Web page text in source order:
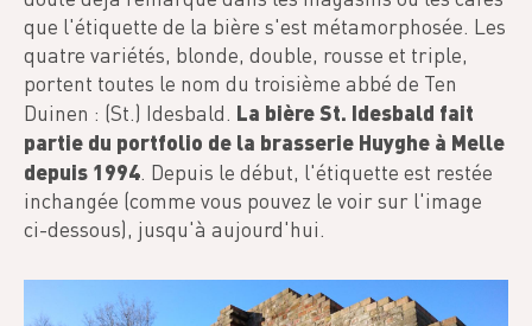
que l'étiquette de la bière s'est métamorphosée. Les
quatre variétés, blonde, double, rousse et triple,
portent toutes le nom du troisième abbé de Ten
Duinen : (St.) Idesbald. La bière St. Idesbald fait
partie du portfolio de la brasserie Huyghe à Melle
depuis 1994. Depuis le début, l'étiquette est restée
inchangée (comme vous pouvez le voir sur l'image
ci-dessous), jusqu'à aujourd'hui.